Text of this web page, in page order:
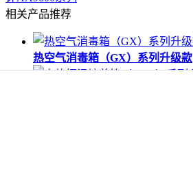
相关产品推荐
热空气消毒箱（GX）系列升级款